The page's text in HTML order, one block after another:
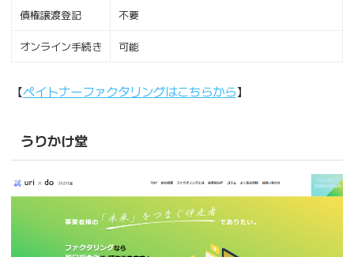
債権譲渡登記 不要
オンライン手続き 可能
【ペイトナーファクタリングはこちらから】
うりかけ堂